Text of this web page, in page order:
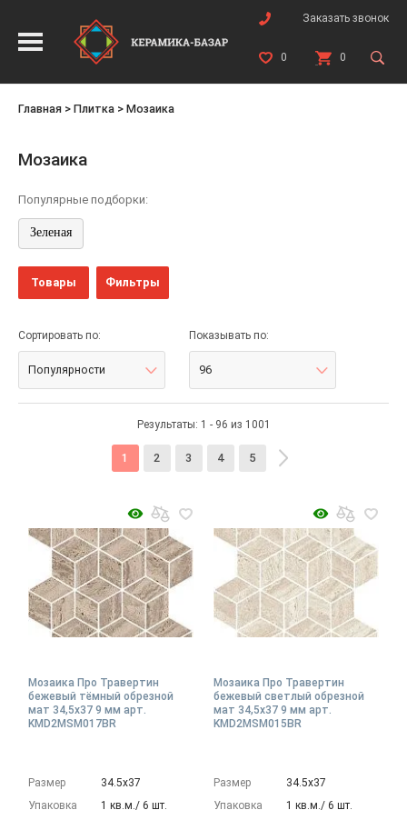
Заказать звонок
0 0
Главная > Плитка > Мозаика
Мозаика
Популярные подборки:
Зеленая
Товары Фильтры
Сортировать по:
Популярности
Показывать по:
96
Результаты: 1 - 96 из 1001
1 2 3 4 5
Мозаика Про Травертин
бежевый тёмный обрезной
мат 34,5x37 9 мм арт.
KMD2MSM017BR
Размер
34.5х37
Упаковка
1 кв.м./ 6 шт.
Мозаика Про Травертин
бежевый светлый обрезной
мат 34,5x37 9 мм арт.
KMD2MSM015BR
Размер
34.5х37
Упаковка
1 кв.м./ 6 шт.